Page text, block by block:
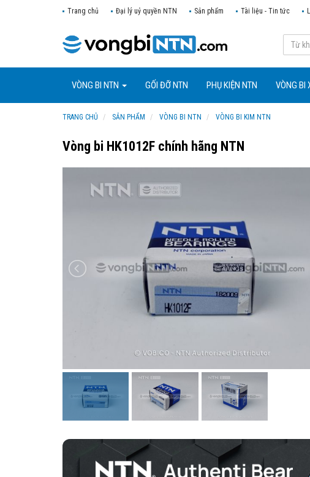
Trang chủ Đại lý uỷ quyền NTN Sản phẩm Tài liệu - Tin tức
VÒNG BI NTN GỐI ĐỠ NTN PHỤ KIỆN NTN VÒNG BI
TRANG CHỦ SẢN PHẨM VÒNG BI NTN VÒNG BI KIM NTN
Vòng bi HK1012F chính hãng NTN